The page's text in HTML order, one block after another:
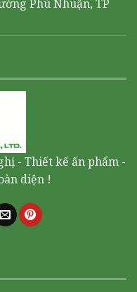
Phú Nhuận, TP
- Thiết kế ấn phẩm -
diện !